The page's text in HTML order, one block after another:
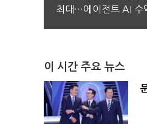
최대…에이전트 AI 수
이 시간 주요 뉴스